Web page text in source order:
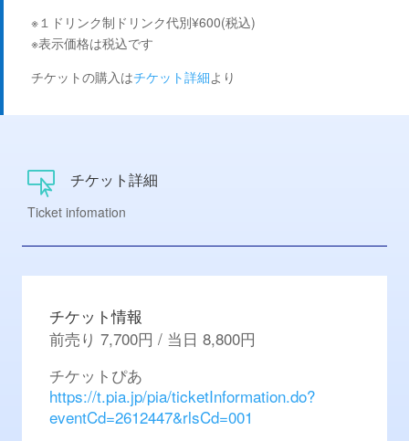
※１ドリンク制ドリンク代別¥600(税込)
※表示価格は税込です
チケットの購入はチケット詳細より
 チケット詳細
Ticket infomation
チケット情報
前売り 7,700円 / 当日 8,800円
チケットぴあ
https://t.pia.jp/pia/ticketInformation.do?
eventCd=2612447&rlsCd=001